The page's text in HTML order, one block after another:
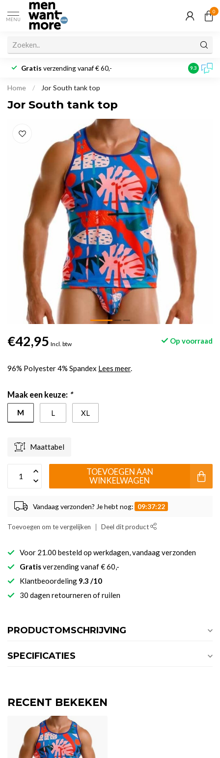
MENU
0
Gratis verzending vanaf € 60,- 9.3
Home / Jor South tank top
Jor South tank top
€42,95 Incl. btw Op voorraad
96% Polyester 4% Spandex Lees meer.
Maak een keuze: *
M L XL
Maattabel
TOEVOEGEN AAN
WINKELWAGEN
Vandaag verzonden? Je hebt nog: 09:37:21
Toevoegen om te vergelijken Deel dit product
Voor 21.00 besteld op werkdagen, vandaag verzonden
Gratisverzending vanaf € 60,-
Klantbeoordeling 9.3 /10
30 dagen retourneren of ruilen
PRODUCTOMSCHRIJVING
SPECIFICATIES
RECENT BEKEKEN